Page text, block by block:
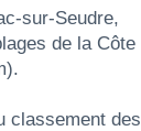
sur-Seudre,
de la Côte
classement des